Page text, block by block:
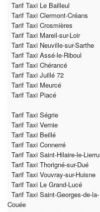
Tarif Taxi Le Bailleul
Tarif Taxi Clermont-Créans
Tarif Taxi Crosmières
Tarif Taxi Mareil-sur-Loir
Tarif Taxi Neuville-sur-Sarthe
Tarif Taxi Assé-le-Riboul
Tarif Taxi Chérancé
Tarif Taxi Juillé 72
Tarif Taxi Meurcé
Tarif Taxi Piacé
Tarif Taxi Ségrie
Tarif Taxi Vernie
Tarif Taxi Beillé
Tarif Taxi Connerré
Tarif Taxi Saint-Hilaire-le-Lierru
Tarif Taxi Thorigné-sur-Dué
Tarif Taxi Vouvray-sur-Huisne
Tarif Taxi Le Grand-Lucé
Tarif Taxi Saint-Georges-de-la-
Couée